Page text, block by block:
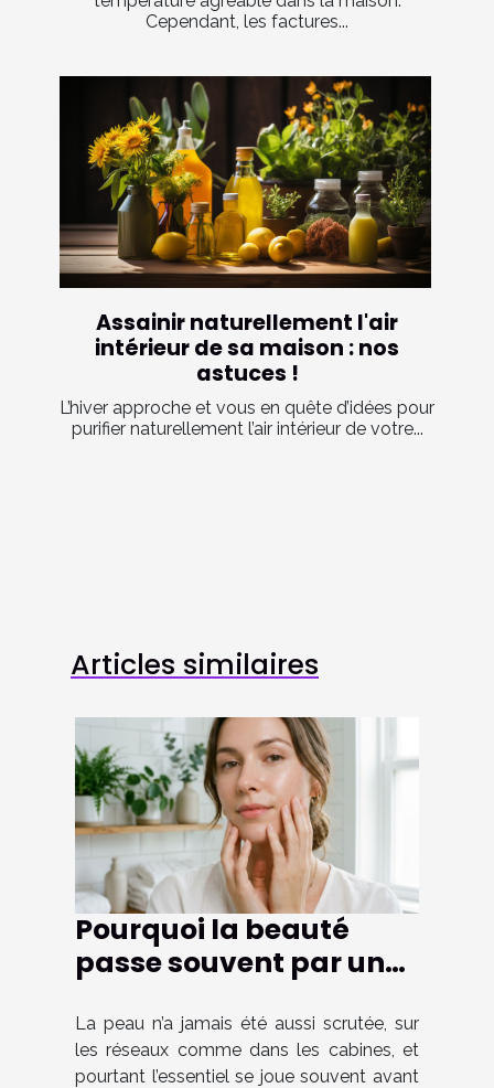
Cependant, les factures...
Assainir naturellement l'air
intérieur de sa maison : nos
astuces !
L’hiver approche et vous en quête d’idées pour
purifier naturellement l’air intérieur de votre...
Articles similaires
Pourquoi la beauté
passe souvent par une
invisible
La peau n’a jamais été aussi scrutée, sur
les réseaux comme dans les cabines, et
pourtant l’essentiel se joue souvent avant